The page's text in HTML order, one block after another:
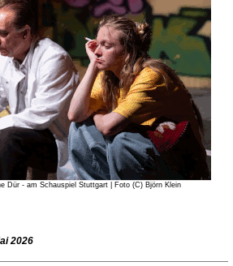
Dür - am Schauspiel Stuttgart | Foto (C) Björn Klein
2026